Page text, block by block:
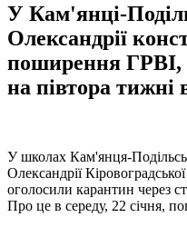
У Кам'янці-
Олександрії
поширення ГРВІ,
на півтора тижні
У школах Кам'янця-
Олександрії
оголосили карантин через
Про це в середу, 22 січня,